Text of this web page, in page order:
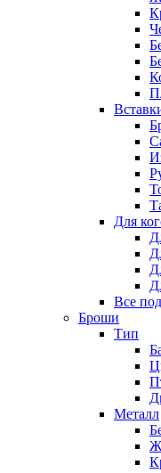
Для
Все
Броши
Тип
Металл